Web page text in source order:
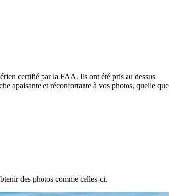
certifié par la FAA. Ils ont été pris au dessus
apaisante et réconfortante à vos photos, quelle que
des photos comme celles-ci.